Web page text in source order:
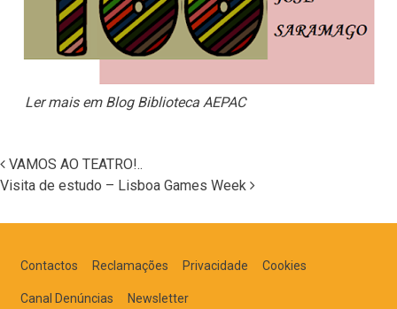
Ler mais em Blog Biblioteca AEPAC
Navegação nos Posts
VAMOS AO TEATRO!..
Visita de estudo – Lisboa Games Week
Contactos Reclamações Privacidade Cookies
Canal Denúncias Newsletter